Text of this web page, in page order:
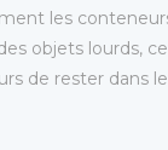
les
objets lourds,
de rester